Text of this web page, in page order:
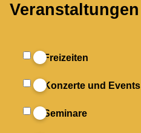
Veranstaltungen
Freizeiten
Konzerte und Events
Seminare